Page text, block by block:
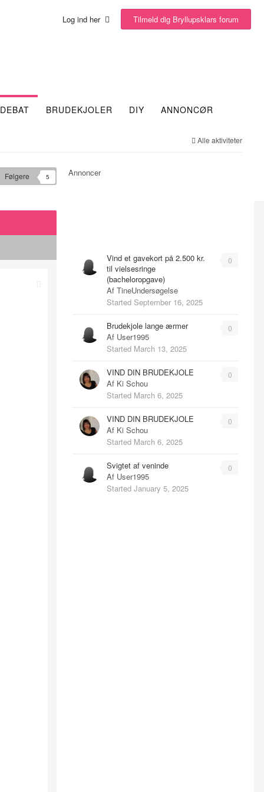
Log ind her Tilmeld dig Bryllupsklars forum
DEBAT BRUDEKJOLER DIY ANNONCØR
Alle aktiviteter
Følgere 5 Annoncer
0
Vind et gavekort på 2.500 kr.
til vielsesringe
(bacheloropgave)
Af TineUndersøgelse
Started September 16, 2025
0
Brudekjole lange ærmer
Af User1995
Started March 13, 2025
0
VIND DIN BRUDEKJOLE
Af Ki Schou
Started March 6, 2025
0
VIND DIN BRUDEKJOLE
Af Ki Schou
Started March 6, 2025
0
Svigtet af veninde
Af User1995
Started January 5, 2025